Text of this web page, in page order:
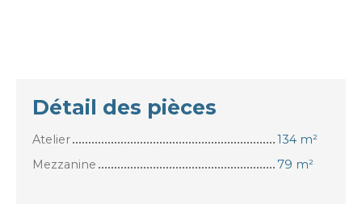
Détail des pièces
Atelier
134 m²
Mezzanine
79 m²